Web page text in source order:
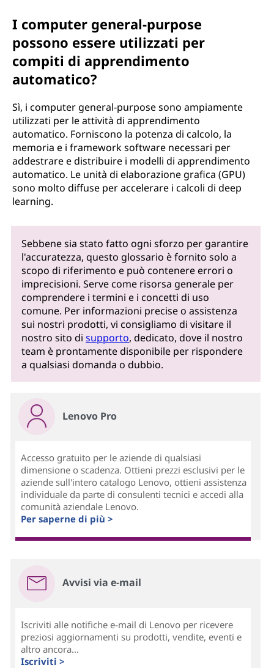
I computer general-purpose
possono essere utilizzati per
compiti di apprendimento
automatico?
Sì, i computer general-purpose sono ampiamente
utilizzati per le attività di apprendimento
automatico. Forniscono la potenza di calcolo, la
memoria e i framework software necessari per
addestrare e distribuire i modelli di apprendimento
automatico. Le unità di elaborazione grafica (GPU)
sono molto diffuse per accelerare i calcoli di deep
learning.
Sebbene sia stato fatto ogni sforzo per garantire
l'accuratezza, questo glossario è fornito solo a
scopo di riferimento e può contenere errori o
imprecisioni. Serve come risorsa generale per
comprendere i termini e i concetti di uso
comune. Per informazioni precise o assistenza
sui nostri prodotti, vi consigliamo di visitare il
nostro sito disupporto, dedicato, dove il nostro
team è prontamente disponibile per rispondere
a qualsiasi domanda o dubbio.
Lenovo Pro
Accesso gratuito per le aziende di qualsiasi
dimensione o scadenza. Ottieni prezzi esclusivi per le
aziende sull'intero catalogo Lenovo, ottieni assistenza
individuale da parte di consulenti tecnici e accedi alla
comunità aziendale Lenovo.
Per saperne di più >
Avvisi via e-mail
Iscriviti alle notifiche e-mail di Lenovo per ricevere
preziosi aggiornamenti su prodotti, vendite, eventi e
altro ancora...
Iscriviti >